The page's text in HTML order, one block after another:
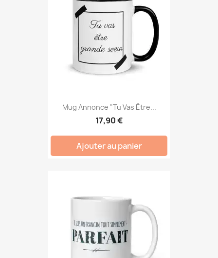
Mug Annonce "Tu Vas Être...
17,90 €
Ajouter au panier